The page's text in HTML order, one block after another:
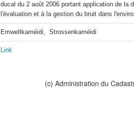
ducal du 2 août 2006 portant application de la
l'évaluation et à la gestion du bruit dans
Emweltkaméidi,  Strossenkaméidi
Link
(c) Administration du